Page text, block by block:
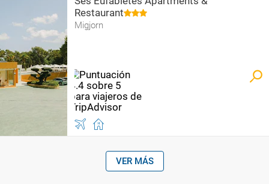
Restaurant
Migjorn
VER MÁS